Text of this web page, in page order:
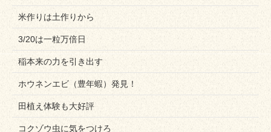
米作りは土作りから
3/20は一粒万倍日
稲本来の力を引き出す
ホウネンエビ（豊年蝦）発見！
田植え体験も大好評
コクゾウ虫に気をつけろ